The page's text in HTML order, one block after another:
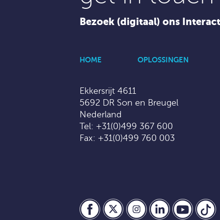
Bezoek (digitaal) ons
HOME OPLOSSINGEN
Ekkersrijt 4611
5692 DR Son en Breugel
Nederland
Tel: +31(0)499 367 600
Fax: +31(0)499 760 003